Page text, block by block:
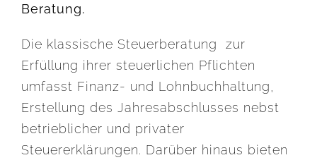
Beratung.
Die klassische Steuerberatung zur
Erfüllung ihrer steuerlichen Pflichten
umfasst Finanz- und Lohnbuchhaltung,
Erstellung des Jahresabschlusses nebst
betrieblicher und privater
Steuererklärungen. Darüber hinaus bieten